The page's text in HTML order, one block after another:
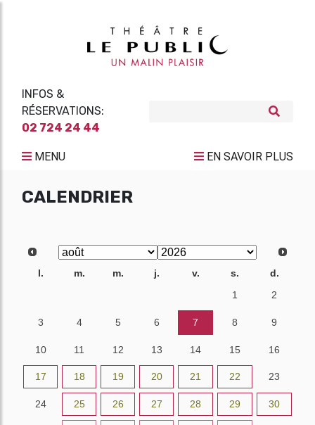
INFOS &
RÉSERVATIONS:
02 724 24 44
MENU EN SAVOIR PLUS
CALENDRIER
l. m. m. j. v. s.
d.
1 2
3 4 5 6 7 8 9
10 11 12 13 14 15 16
17 18 19 20 21 22 23
24 25 26 27 28 29 30